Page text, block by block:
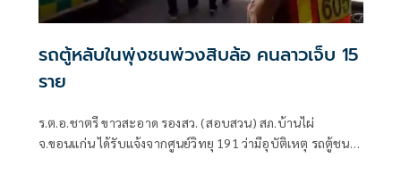
รถตู้หลับในพุ่งชนพ่วงสิบล้อ คนลาวเจ็บ 15
ราย
ร.ต.อ.ชาตรี ขาวสะอาด รองสว. (สอบสวน) สภ.บ้านไผ่
จ.ขอนแก่น ได้รับแจ้งจากศูนย์วิทยุ 191 ว่ามีอุบัติเหตุ รถตู้ชน